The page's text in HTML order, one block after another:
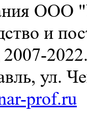
ООО
и
2007-2022.
ул.
prof.ru